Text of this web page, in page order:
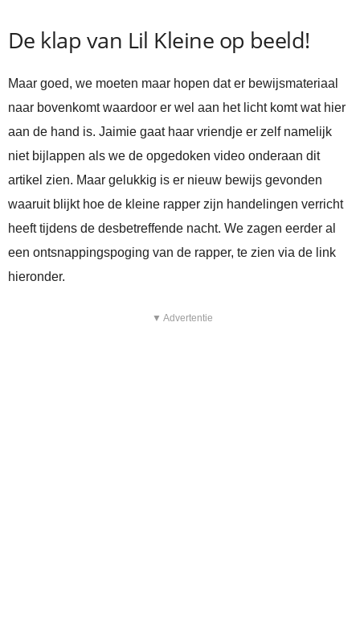
De klap van Lil Kleine op beeld!
Maar goed, we moeten maar hopen dat er bewijsmateriaal
naar bovenkomt waardoor er wel aan het licht komt wat hier
aan de hand is. Jaimie gaat haar vriendje er zelf namelijk
niet bijlappen als we de opgedoken video onderaan dit
artikel zien. Maar gelukkig is er nieuw bewijs gevonden
waaruit blijkt hoe de kleine rapper zijn handelingen verricht
heeft tijdens de desbetreffende nacht. We zagen eerder al
een ontsnappingspoging van de rapper, te zien via de link
hieronder.
▼ Advertentie